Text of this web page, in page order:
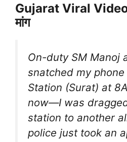
Gujarat Viral Video
मांग
On-duty SM Manoj
snatched my
Station (Surat) at
now—I was
station to another
police just took an